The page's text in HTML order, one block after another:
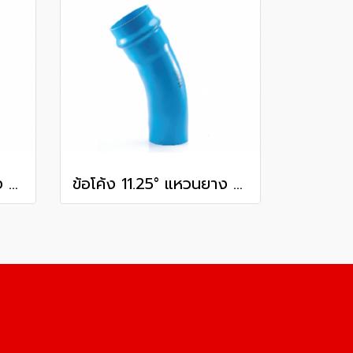
ข้อโค้ง 11.25° แหวนยาง ES1 SCG ขนาด 400 มม. (16 นิ้ว ) ชั้น 13.5 ข้อโค้ง 11.25° แหวนยาง ES1 SCG ขนาด 300 มม. (12 นิ้ว ) ชั้น 13.5